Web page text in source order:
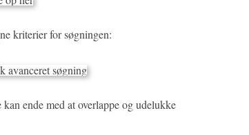
kriterier for søgningen:
ende med at overlappe og udelukke